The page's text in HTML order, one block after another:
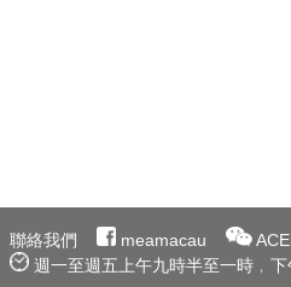
聯絡我們 meamacau
週一至週五上午九時半至一時﹐